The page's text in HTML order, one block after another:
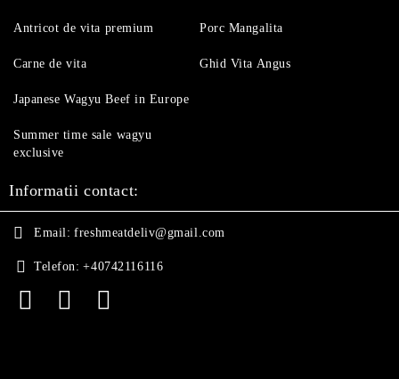
Antricot de vita premium
Carne de vita
Porc Mangalita
Ghid Vita Angus
Japanese Wagyu Beef in Europe
Summer time sale wagyu
exclusive
Informatii contact:
Email: freshmeatdeliv@gmail.com
Telefon: +40742116116